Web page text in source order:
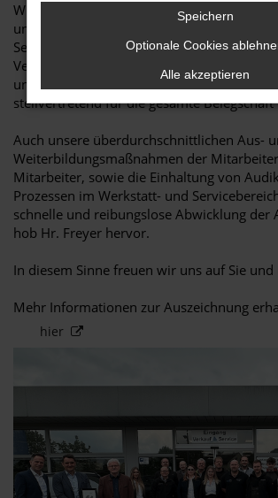
Wir haben dabei überdurchschnittliche
und bieten dementsprechend einen
Service. Dies befand auch der zuständige
Vertriebspartner-Betreuer After Sales, Axel
unserem Betriebsleiter Michael Götz den
stellvertretend für die gesamte
Auch unsere überdurchschnittlichen Aus-
Weiterbildungsmaßnahmen der
Mitarbeiter, sowie die Einhaltung von
Prozessen im Werkstatt- und
schnelle und reibungslose Abwicklung der
hob Hr. Freyer hervor.
In diesem Sinne freuen wir uns auf Sie
Mehr Informationen zur Auszeichnung
hier
Speichern
Optionale Cookies
Alle akzeptieren